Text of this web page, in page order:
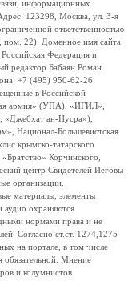
информационных
123298, Москва, ул. 3-я
ответственностью
22). Доменное имя сайта
Федерация и
редактор Бабаян Роман
+7 (495) 950-62-26
в Российской
армия» (УПА), «ИГИЛ»,
ан-Нусра»),
Национал-Большевистская
крымско-татарского
Корчинского,
центр Свидетелей Иеговы
организации.
материалы, элементы
аудио охраняются
нормами права и не
Согласно ст.ст. 1274,1275
на портале, в том числе
обязательной. Мнение
и колумнистов.